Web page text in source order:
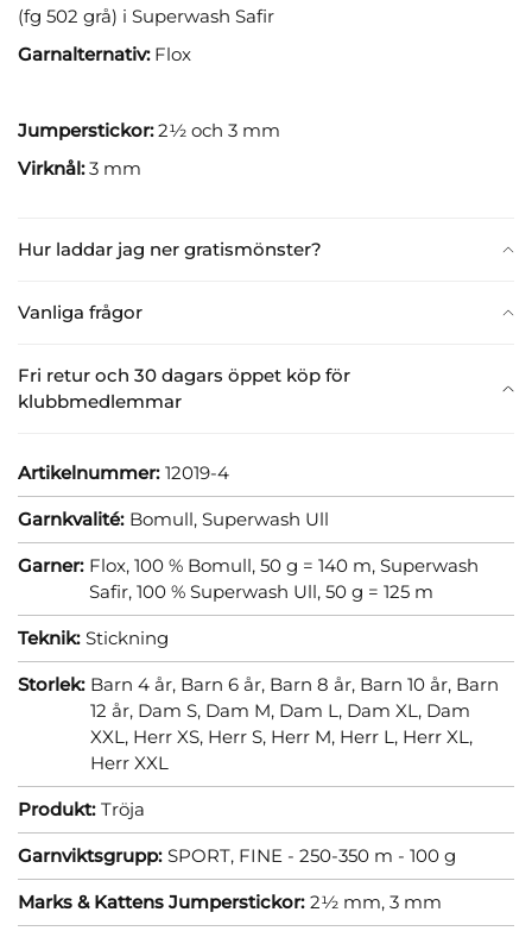
Hur laddar jag ner gratismönster?
Vanliga frågor
Fri retur och 30 dagars öppet köp för
klubbmedlemmar
(fg 502 grå) i Superwash Safir
Garnalternativ:Flox
Jumperstickor:2½ och 3 mm
Virknål:3 mm
Artikelnummer: 12019-4
Garnkvalité: Bomull, Superwash Ull
Garner: Flox, 100 % Bomull, 50 g = 140 m, Superwash
Safir, 100 % Superwash Ull, 50 g = 125 m
Teknik: Stickning
Storlek: Barn 4 år, Barn 6 år, Barn 8 år, Barn 10 år, Barn
12 år, Dam S, Dam M, Dam L, Dam XL, Dam
XXL, Herr XS, Herr S, Herr M, Herr L, Herr XL,
Herr XXL
Produkt: Tröja
Garnviktsgrupp: SPORT, FINE - 250-350 m - 100 g
Marks & Kattens Jumperstickor: 2½ mm, 3 mm